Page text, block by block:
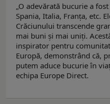
„O adevărată bucurie a
Spania, Italia, Franța, etc.
Crăciunului transcende
mai buni și mai uniți.
inspirator pentru
Europă, demonstrând că,
putem aduce bucurie în
echipa Europe Direct.